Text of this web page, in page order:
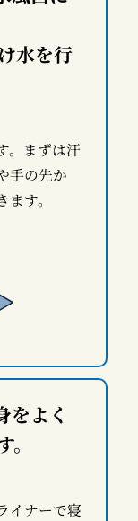
水を行
。まずは汗
手の先か
す。
をよく
イナーで寝